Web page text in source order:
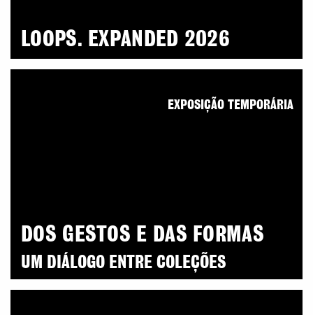
LOOPS. EXPANDED 2026
DOS GESTOS E DAS FORMAS
UM DIÁLOGO ENTRE COLEÇÕES
EXPOSIÇÃO TEMPORÁRIA